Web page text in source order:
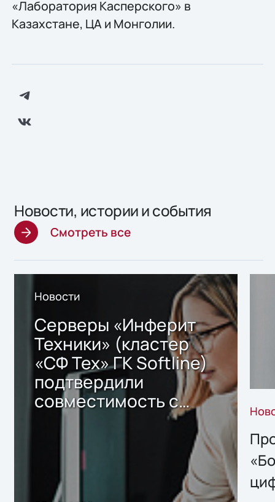
«Лаборатория Касперского» в
Казахстане, ЦА и Монголии.
Новости, истории и события
Смотреть все
Новости
Серверы «Инферит
Техники» (кластер
«СФ Тех» ГК Softline)
подтвердили
совместимость с
решением Sharx
хранения данных